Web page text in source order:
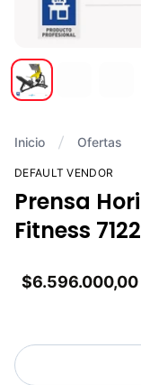
Inicio Ofertas
DEFAULT VENDOR
Prensa
Fitness
$6.596.000,00